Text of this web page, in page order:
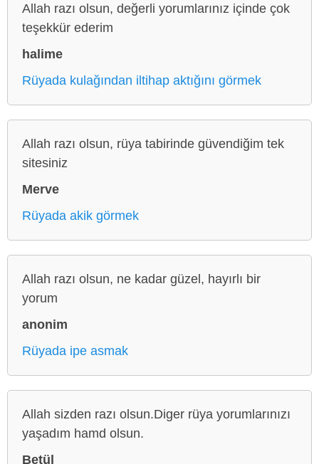
Allah razı olsun, değerli yorumlarınız içinde çok
teşekkür ederim
halime
Rüyada kulağından iltihap aktığını görmek
Allah razı olsun, rüya tabirinde güvendiğim tek
sitesiniz
Merve
Rüyada akik görmek
Allah razı olsun, ne kadar güzel, hayırlı bir
yorum
anonim
Rüyada ipe asmak
Allah sizden razı olsun.Diger rüya yorumlarınızı
yaşadım hamd olsun.
Betül